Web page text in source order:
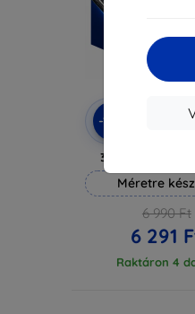
-10%
3mk Hammer
Méretre
6 990 Ft
6 291
Raktáron 4